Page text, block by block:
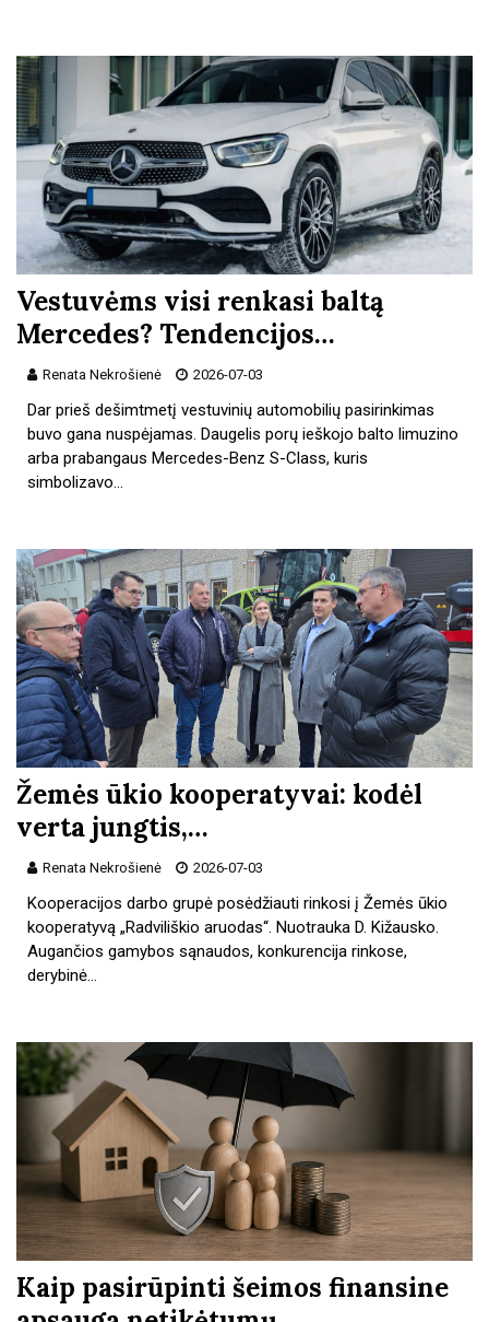
Vestuvėms visi renkasi baltą
Mercedes? Tendencijos…
Renata Nekrošienė 2026-07-03
Dar prieš dešimtmetį vestuvinių automobilių pasirinkimas
buvo gana nuspėjamas. Daugelis porų ieškojo balto limuzino
arba prabangaus Mercedes-Benz S-Class, kuris
simbolizavo…
Žemės ūkio kooperatyvai: kodėl
verta jungtis,…
Renata Nekrošienė 2026-07-03
Kooperacijos darbo grupė posėdžiauti rinkosi į Žemės ūkio
kooperatyvą „Radviliškio aruodas“. Nuotrauka D. Kižausko.
Augančios gamybos sąnaudos, konkurencija rinkose,
derybinė…
Kaip pasirūpinti šeimos finansine